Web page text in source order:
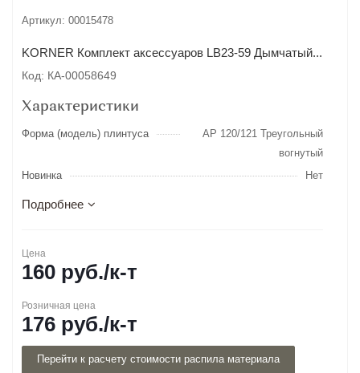
Артикул: 00015478
KORNER Комплект аксессуаров LB23-59 Дымчатый...
Код: КА-00058649
Характеристики
Форма (модель) плинтуса
AP 120/121 Треугольный
вогнутый
Новинка
Нет
Подробнее
Цена
160 руб./к-т
Розничная цена
176 руб./к-т
Перейти к расчету стоимости распила материала